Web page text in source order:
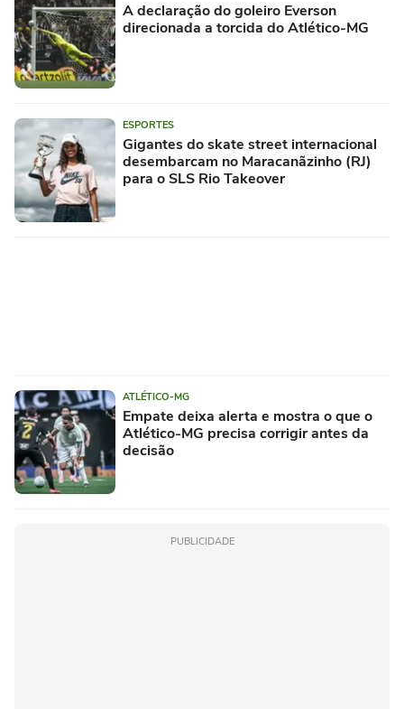
A declaração do goleiro Everson
direcionada a torcida do Atlético-MG
ESPORTES
Gigantes do skate street internacional
desembarcam no Maracanãzinho (RJ)
para o SLS Rio Takeover
ATLÉTICO-MG
Empate deixa alerta e mostra o que o
Atlético-MG precisa corrigir antes da
decisão
PUBLICIDADE